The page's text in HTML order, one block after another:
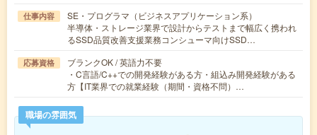
仕事内容
SE・プログラマ（ビジネスアプリケーション系）
半導体・ストレージ業界で設計からテストまで幅広く携われ
るSSD品質改善支援業務コンシューマ向けSSD…
応募資格
ブランクOK / 英語力不要
・C言語/C++での開発経験がある方・組込み開発経験がある
方【IT業界での就業経験（期間・資格不問）…
職場の雰囲気